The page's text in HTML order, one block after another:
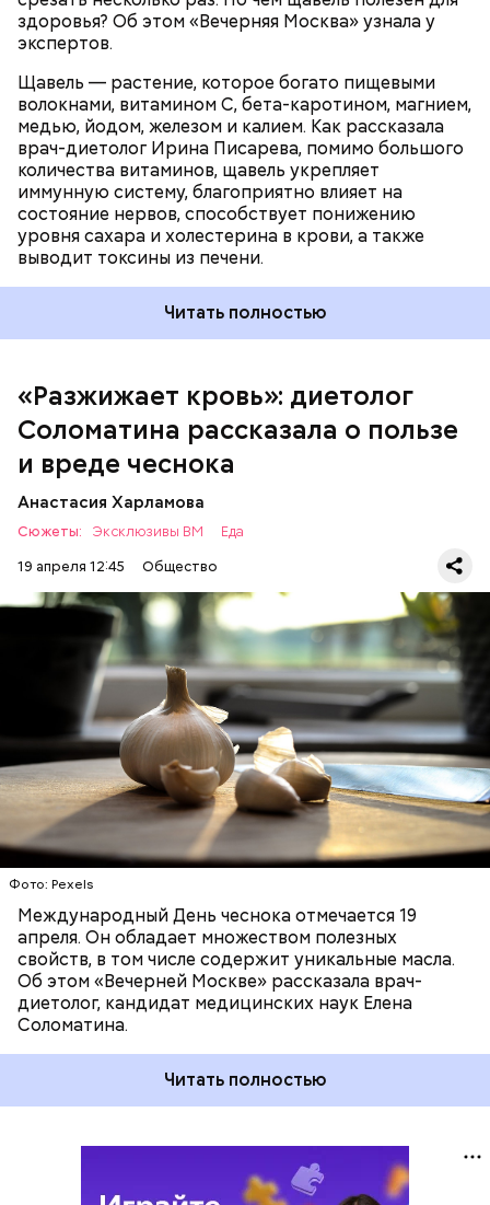
здоровья? Об этом «Вечерняя Москва» узнала у
экспертов.
Щавель — растение, которое богато пищевыми
волокнами, витамином С, бета-каротином, магнием,
медью, йодом, железом и калием. Как рассказала
врач-диетолог Ирина Писарева, помимо большого
количества витаминов, щавель укрепляет
иммунную систему, благоприятно влияет на
состояние нервов, способствует понижению
уровня сахара и холестерина в крови, а также
выводит токсины из печени.
Читать полностью
«Разжижает кровь»: диетолог
Соломатина рассказала о пользе
и вреде чеснока
Анастасия Харламова
Сюжеты: Эксклюзивы ВМ
Еда
19 апреля 12:45
Общество
Фото: Pexels
Международный День чеснока отмечается 19
апреля. Он обладает множеством полезных
свойств, в том числе содержит уникальные масла.
Об этом «Вечерней Москве» рассказала врач-
диетолог, кандидат медицинских наук Елена
Соломатина.
Диетолог Соломатина
рассказала, что лучше есть при
гриппе и коронавирусе
— Чеснок является достаточно полезным
продуктом. В нем содержатся уникальные
эфирные масла. Они отпугивают потенциальные
вирусы. Это нужно взять на вооружение для себя. Я
рекомендую есть чеснок во время простуды. Но он
не может быть единственным средством для
борьбы с простудой, — подчеркнула специалист.
Диетолог отметила, что норма потребления
Читать полностью
ЗДОРОВЬЕ ВРАЧИ ПРОДУКТЫ